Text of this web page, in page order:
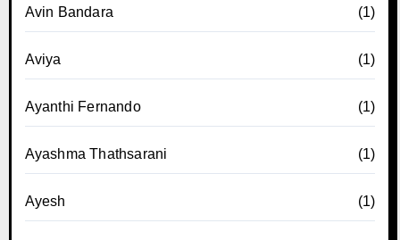
Avin Bandara (1)
Aviya (1)
Ayanthi Fernando (1)
Ayashma Thathsarani (1)
Ayesh (1)